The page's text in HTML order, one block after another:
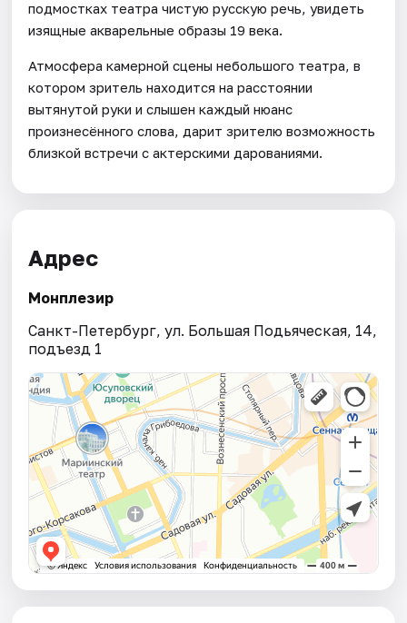
подмостках театра чистую русскую речь, увидеть
изящные акварельные образы 19 века.
Атмосфера камерной сцены небольшого театра, в
котором зритель находится на расстоянии
вытянутой руки и слышен каждый нюанс
произнесённого слова, дарит зрителю возможность
близкой встречи с актерскими дарованиями.
Адрес
Монплезир
Санкт-Петербург, ул. Большая Подьяческая, 14,
подъезд 1